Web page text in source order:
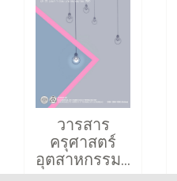
วารสาร
ครุศาสตร์
อุตสาหกรรม...